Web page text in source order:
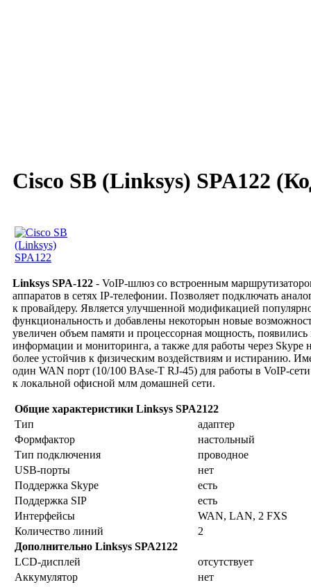
Cisco SB (Linksys) SPA122
Linksys SPA-122 - VoIP-шлюз со встроенным
аппаратов в сетях IP-телефонии. Позволяет подключать
к провайдеру. Является улучшенной модификацией
функциональность и добавлены некоторын новые
увеличен объем памяти и процессорная мощность,
информации и мониторинга, а также для работы через Skype
более устойчив к физическим воздействиям и истиранию.
один WAN порт (10/100 BAse-T RJ-45) для работы в VoIP-
к локальной офисной млм домашней сети.
Общие характеристики Linksys SPA2122
Тип
адаптер
Формфактор
настольный
Тип подключения
проводное
USB-порты
нет
Поддержка Skype
есть
Поддержка SIP
есть
Интерфейсы
WAN, LAN, 2 FXS
Количество линий
2
Дополнительно Linksys SPA2122
LCD-дисплей
отсутствует
Аккумулятор
нет